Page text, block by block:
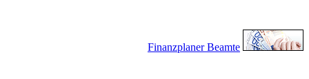
Finanzplaner Beamte